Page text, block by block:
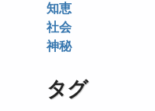
知恵
社会
神秘
タグ